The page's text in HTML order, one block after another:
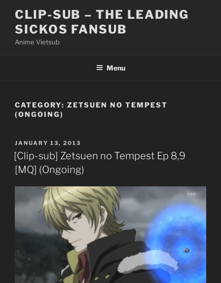
content
CLIP-SUB – THE LEADING
SICKOS FANSUB
Anime Vietsub
Menu
CATEGORY: ZETSUEN NO TEMPEST
(ONGOING)
POSTED
ON
JANUARY 13, 2013
[Clip-sub] Zetsuen no Tempest Ep 8,9
[MQ] (Ongoing)